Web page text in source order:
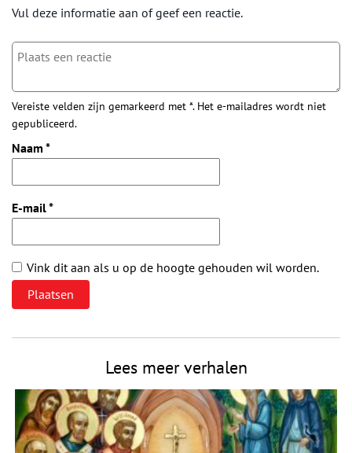
Vul deze informatie aan of geef een reactie.
Vereiste velden zijn gemarkeerd met *. Het e-mailadres wordt niet
gepubliceerd.
Naam *
E-mail*
Vink dit aan als u op de hoogte gehouden wil worden.
Lees meer verhalen